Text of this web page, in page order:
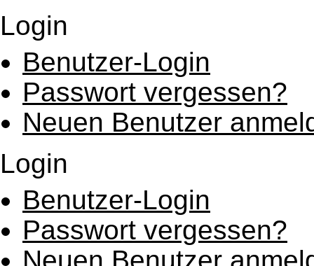
Login
Benutzer-Login
Passwort vergessen?
Neuen Benutzer
Login
Benutzer-Login
Passwort vergessen?
Neuen Benutzer